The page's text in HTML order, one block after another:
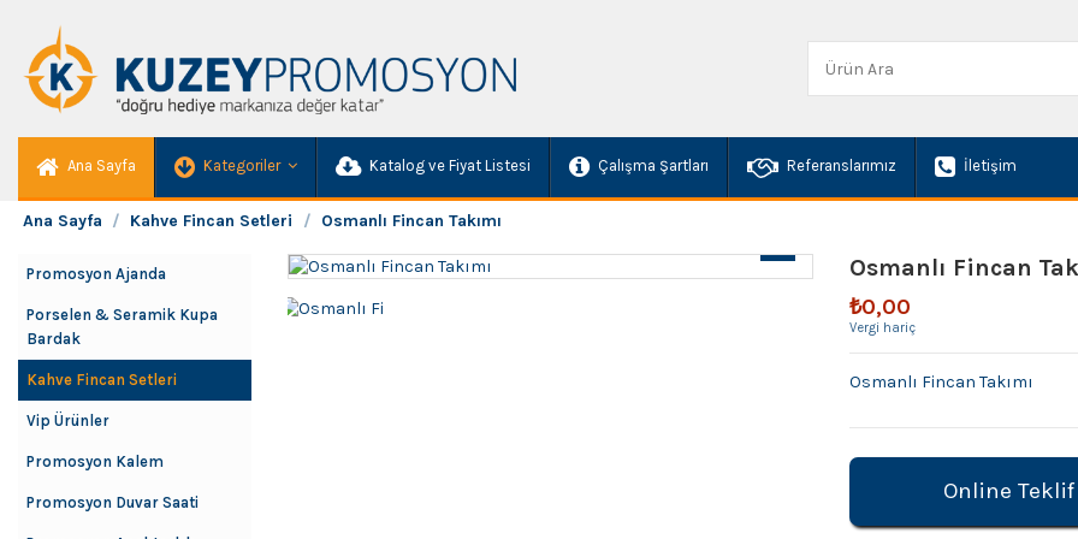
Ana Sayfa Kategoriler Katalog ve Fiyat Listesi Çalışma Şartları Referanslarımız İletişim
Ana Sayfa Kahve Fincan Setleri Osmanlı Fincan Takımı
Osmanlı Fincan
₺0,00
Vergi hariç
Osmanlı Fincan Takımı
Online Teklif
Promosyon Ajanda
Porselen & Seramik Kupa
Bardak
Kahve Fincan Setleri
Vip Ürünler
Promosyon Kalem
Promosyon Duvar Saati